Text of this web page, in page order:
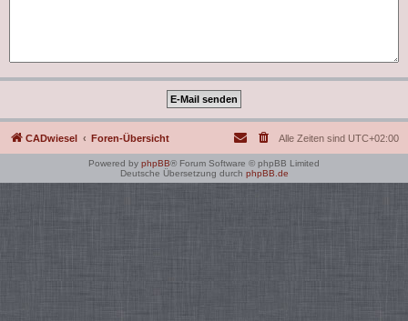
CADwiesel Foren-Übersicht Alle Zeiten sind UTC+02:00
Powered by phpBB® Forum Software © phpBB Limited
Deutsche Übersetzung durch phpBB.de